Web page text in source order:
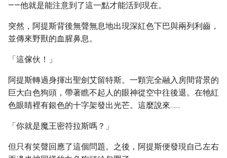
——他就是能注意到了這一點才能活到現在。
突然，阿提斯背後無聲無息地出現深紅色下巴與兩列利齒，
並傳來野獸的血腥鼻息。
「這傢伙！」
阿提斯轉過身揮出聖劍艾留特斯。一顆完全融入房間背景的
巨大白色狗頭，帶著瞧不起人的眼神從空中往後退。在牠紅
色眼睛裡有銀色的十字架發出光芒。這麼說來……
「你就是魔王密符拉斯嗎？」
但只有笑聲回應了這個問題。之後，阿提斯便發現自己左右